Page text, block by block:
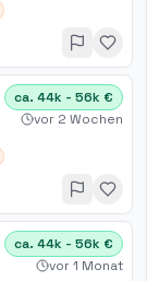
ca. 44k - 56k €
vor 2 Wochen
ca. 44k - 56k €
vor 1 Monat